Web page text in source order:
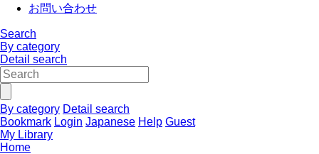
お問い合わせ
Search
By category
Detail search
By category Detail search
Bookmark Login Japanese Help Guest
My Library
Home